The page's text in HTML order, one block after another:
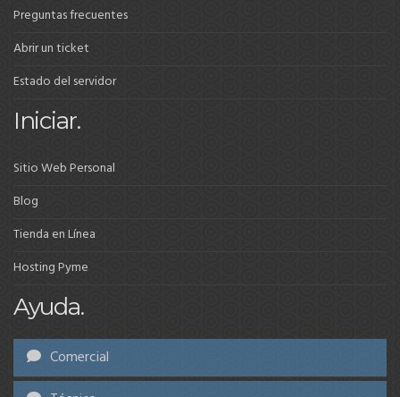
Preguntas frecuentes
Abrir un ticket
Estado del servidor
Iniciar.
Sitio Web Personal
Blog
Tienda en Línea
Hosting Pyme
Ayuda.
Comercial